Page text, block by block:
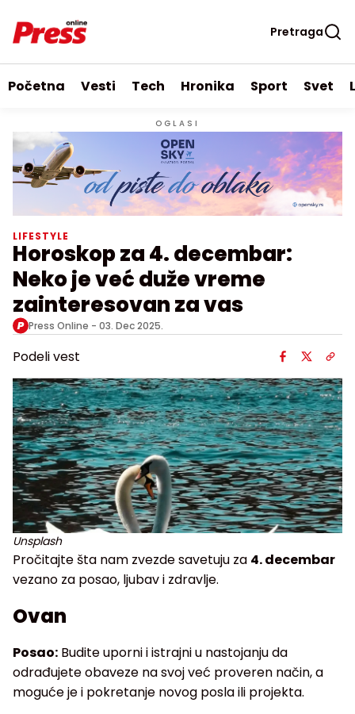
Pretraga
Početna Vesti Tech Hronika Sport Svet
OGLASI
LIFESTYLE
Horoskop za 4. decembar:
Neko je već duže vreme
zainteresovan za vas
Press Online - 03. Dec 2025.
Podeli vest
Unsplash
Pročitajte šta nam zvezde savetuju za 4. decembar
vezano za posao, ljubav i zdravlje.
Ovan
Posao: Budite uporni i istrajni u nastojanju da
odrađujete obaveze na svoj već proveren način, a
moguće je i pokretanje novog posla ili projekta.